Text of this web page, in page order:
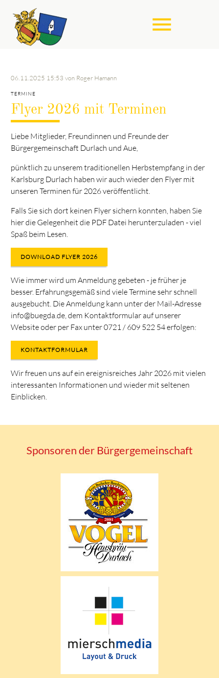
menu
Suchbegriffe
06.11.2025 15:53 von Roger Hamann
TERMINE
Flyer 2026 mit Terminen
Liebe Mitglieder, Freundinnen und Freunde der
Bürgergemeinschaft Durlach und Aue,
pünktlich zu unserem traditionellen Herbstempfang in der
Karlsburg Durlach haben wir auch wieder den Flyer mit
unseren Terminen für 2026 veröffentlicht.
Falls Sie sich dort keinen Flyer sichern konnten, haben Sie
hier die Gelegenheit die PDF Datei herunterzuladen - viel
Spaß beim Lesen.
DOWNLOAD FLYER 2026
Wie immer wird um Anmeldung gebeten - je früher je
besser. Erfahrungsgemäß sind viele Termine sehr schnell
ausgebucht. Die Anmeldung kann unter der Mail-Adresse
info@buegda.de, dem Kontaktformular auf unserer
Website oder per Fax unter 0721 / 609 522 54 erfolgen:
KONTAKTFORMULAR
Wir freuen uns auf ein ereignisreiches Jahr 2026 mit vielen
interessanten Informationen und wieder mit seltenen
Einblicken.
Sponsoren der Bürgergemeinschaft